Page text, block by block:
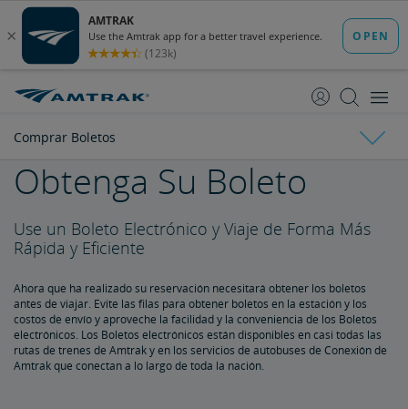
Contenido
Navegación
Comprar Boletos
Comprar Boletos
Acerca de los Boletos
Boletos electrónicos
Guía de tarifas
Obtenga Su Boleto
Use un Boleto Electrónico y Viaje de Forma Más
Rápida y Eficiente
Ahora que ha realizado su reservación necesitará obtener los boletos
antes de viajar. Evite las filas para obtener boletos en la estación y los
costos de envío y aproveche la facilidad y la conveniencia de los Boletos
electrónicos. Los Boletos electrónicos están disponibles en casi todas las
rutas de trenes de Amtrak y en los servicios de autobuses de Conexión de
Amtrak que conectan a lo largo de toda la nación.